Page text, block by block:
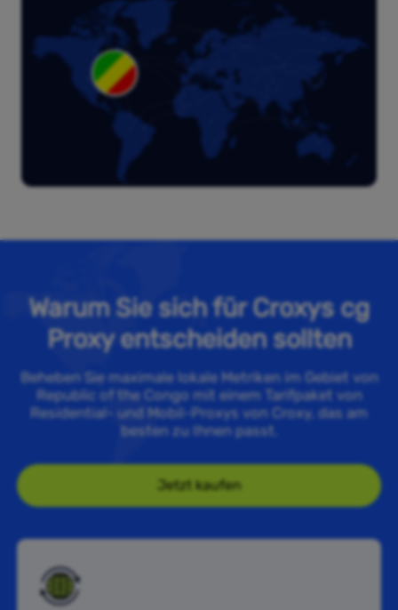
Warum Sie sich für Croxys cg
Proxy entscheiden sollten
Beheben Sie maximale lokale Metriken im Gebiet von
Republic of the Congo mit einem Tarifpaket von
Residential- und Mobil-Proxys von Croxy, das am
besten zu Ihnen passt.
Jetzt kaufen